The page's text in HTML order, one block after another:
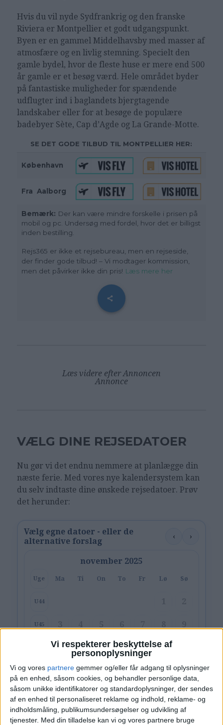
Vi respekterer beskyttelse af
personoplysninger
Vi og vores partnere gemmer og/eller får adgang til oplysninger
på en enhed, såsom cookies, og behandler personlige data,
såsom unikke identifikatorer og standardoplysninger, der sendes
af en enhed til personaliseret reklame og indhold, reklame- og
indholdsmåling, publikumsundersøgelser og udvikling af
tjenester. Med din tilladelse kan vi og vores partnere bruge
Hvis du vil nyde Sydfrankrig og den franske
Riviera er Montpellier et godt udgangspunkt.
Byen er en gammel Middelhavsby med masser af
atmosfære og en livlig stemning. Specielt den
gamle bydel, hvor de fleste huse er mere end 500
år gamle er et besøg værd. Hele området byder
på fantastiske muligheder for spændende
udflugter ind i baglandets bjergtagende
landskaber eller for at besøge de populære
badebyer Sète, Cap d’Agde og La Grande-Motte.
SE DET GODE TILBUD TIL MONTPELLIER HER:
København
Fra _Aalborg
Bemærk: Der kan være mindre forskelle i prisen på
mobil og pc. Undersøg med fordel, hvor det er billigst
inden bestilling.
Rejs365 er ikke et rejsebureau, men en rejseside,
der finder gode tilbud! – Vi modtager kommission,
men det påvirker ikke din pris! Læs mere her
Læs videre efter Annoncen
Annonce
VÆLG DINE REJSEDATOER
Nu gør vi det endnu nemmere at planlægge din
næste ferie. Med vores nye kalendersystem kan
du selv indtaste dine ønskede rejsedatoer. Prøv
det herunder:
Vælg egne datoer - eller de
alternative forslag
‹ ›
november 2025
Uge Ma Ti On To Fr Lø Sø
U44
U45
10 11 12 13 14 15
U47 17 18 19 20 21 22 23
U48 24 25 26 27 28 29 30
København